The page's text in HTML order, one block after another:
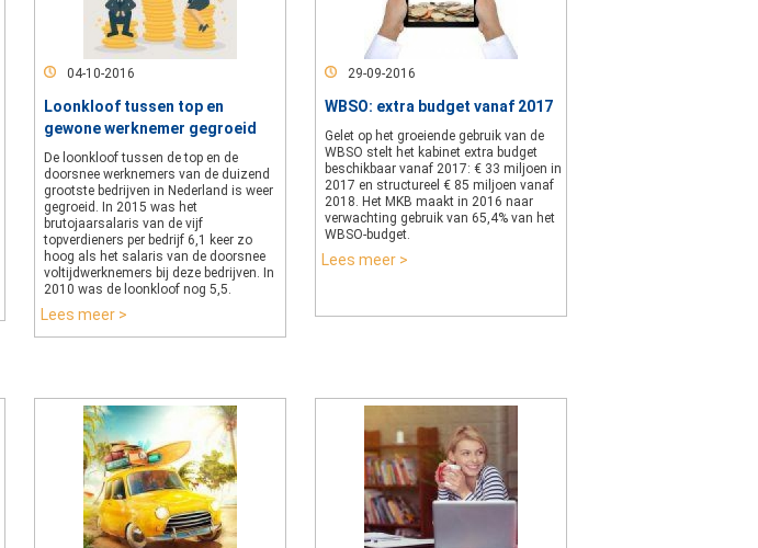
04-10-2016
Loonkloof tussen top en
gewone werknemer gegroeid
De loonkloof tussen de top en de
doorsnee werknemers van de duizend
grootste bedrijven in Nederland is weer
gegroeid. In 2015 was het
brutojaarsalaris van de vijf
topverdieners per bedrijf 6,1 keer zo
hoog als het salaris van de doorsnee
voltijdwerknemers bij deze bedrijven. In
2010 was de loonkloof nog 5,5.
Lees meer >
29-09-2016
WBSO: extra budget vanaf 2017
Gelet op het groeiende gebruik van de
WBSO stelt het kabinet extra budget
beschikbaar vanaf 2017: € 33 miljoen in
2017 en structureel € 85 miljoen vanaf
2018. Het MKB maakt in 2016 naar
verwachting gebruik van 65,4% van het
WBSO-budget.
Lees meer >